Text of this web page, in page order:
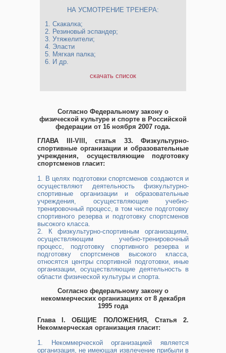
НА УСМОТРЕНИЕ ТРЕНЕРА:
1.​ Скакалка;
2.​ Резиновый эспандер;
3.​ Утяжелители;
4.​ Эласти
5.​ Мягкая палка;
6.​ И др.
скачать список
Согласно Федеральному закону о
физической культуре и спорте в Российской
федерации от 16 ноября 2007 года.
ГЛАВА III-VIII, статья 33. Физкультурно-
спортивные организации и образовательные
учреждения, осуществляющие подготовку
спортсменов гласит:
1. В целях подготовки спортсменов создаются и
осуществляют деятельность физкультурно-
спортивные организации и образовательные
учреждения, осуществляющие учебно-
тренировочный процесс, в том числе подготовку
спортивного резерва и подготовку спортсменов
высокого класса.
2. К физкультурно-спортивным организациям,
осуществляющим учебно-тренировочный
процесс, подготовку спортивного резерва и
подготовку спортсменов высокого класса,
относятся центры спортивной подготовки, иные
организации, осуществляющие деятельность в
области физической культуры и спорта.
Согласно федеральному закону о
некоммерческих организациях от 8 декабря
1995 года
Глава I. ОБЩИЕ ПОЛОЖЕНИЯ, Статья 2.
Некоммерческая организация гласит:
1. Некоммерческой организацией является
организация, не имеющая извлечение прибыли в